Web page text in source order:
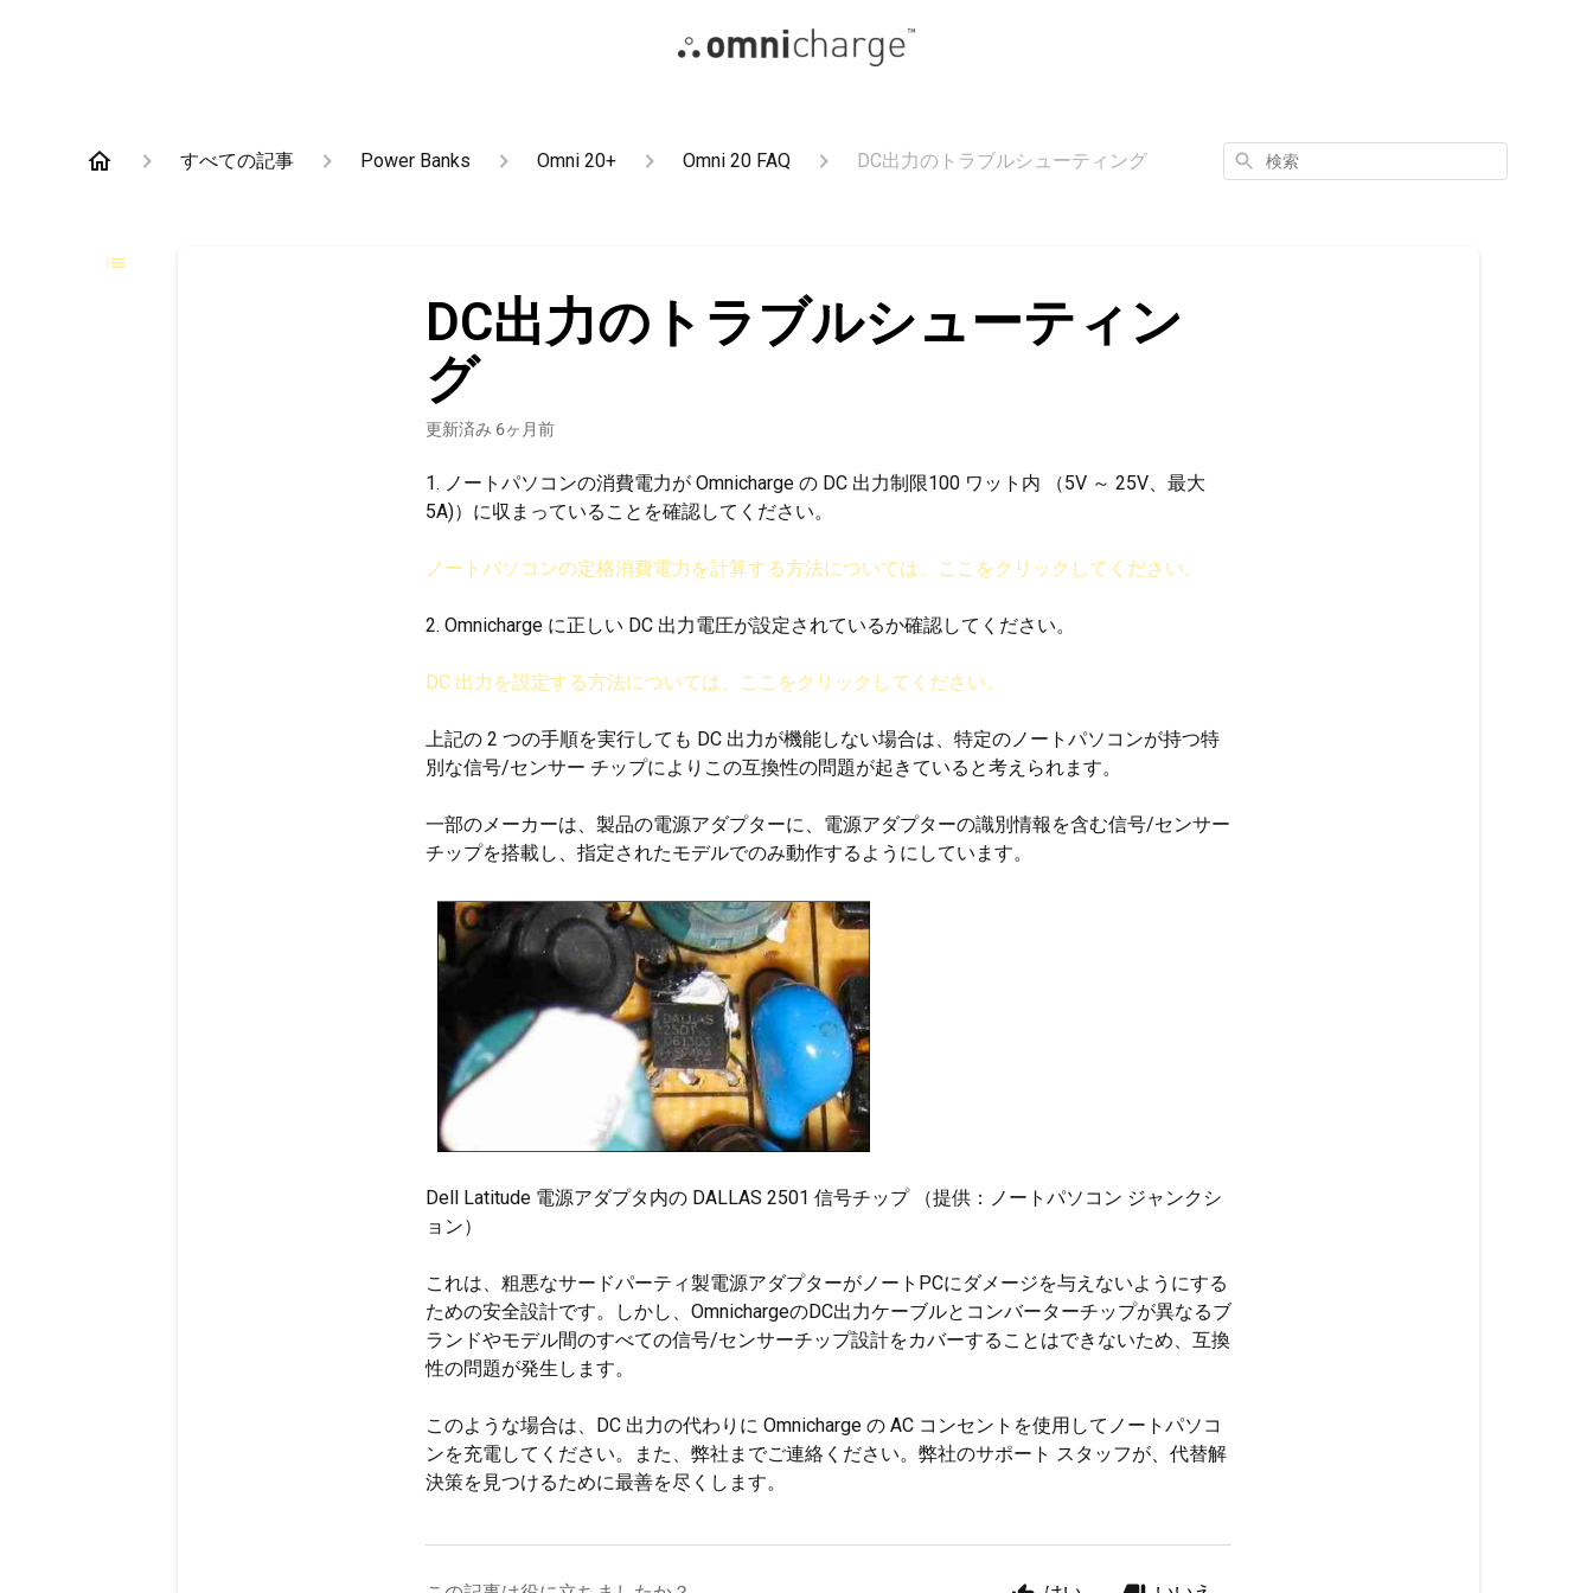
すべての記事 Power Banks Omni 20+ Omni 20 FAQ DC出力のトラブルシューティング
検
索
DC出力のトラブルシューティン
グ
更新済み 6ヶ月前
1. ノートパソコンの消費電力が Omnicharge の DC 出力制限100 ワット内 （5V ～ 25V、最大
5A)）に収まっていることを確認してください。
ノートパソコンの定格消費電力を計算する方法については、ここをクリックしてください。
2. Omnicharge に正しい DC 出力電圧が設定されているか確認してください。
DC 出力を設定する方法については、ここをクリックしてください。
上記の 2 つの手順を実行しても DC 出力が機能しない場合は、特定のノートパソコンが持つ特
別な信号/センサー チップによりこの互換性の問題が起きていると考えられます。
一部のメーカーは、製品の電源アダプターに、電源アダプターの識別情報を含む信号/センサー
チップを搭載し、指定されたモデルでのみ動作するようにしています。
Dell Latitude 電源アダプタ内の DALLAS 2501 信号チップ （提供：ノートパソコン ジャンクシ
ョン）
これは、粗悪なサードパーティ製電源アダプターがノートPCにダメージを与えないようにする
ための安全設計です。しかし、OmnichargeのDC出力ケーブルとコンバーターチップが異なるブ
ランドやモデル間のすべての信号/センサーチップ設計をカバーすることはできないため、互換
性の問題が発生します。
このような場合は、DC 出力の代わりに Omnicharge の AC コンセントを使用してノートパソコ
ンを充電してください。また、弊社までご連絡ください。弊社のサポート スタッフが、代替解
決策を見つけるために最善を尽くします。